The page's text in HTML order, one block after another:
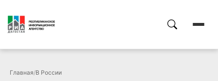
Главная/В России